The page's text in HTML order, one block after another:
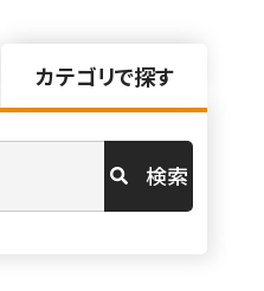
カテゴリで探す
検索